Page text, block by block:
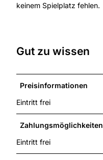
keinem Spielplatz fehlen.
Gut zu wissen
Preisinformationen
Eintritt frei
Zahlungsmöglichkeiten
Eintritt frei